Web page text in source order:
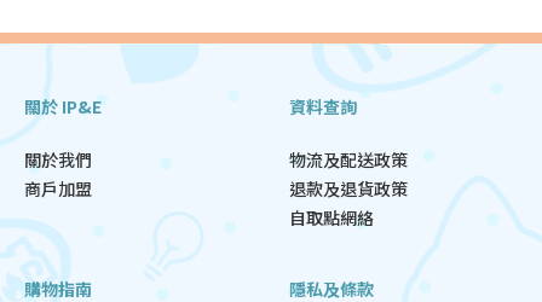
關於 IP&E
關於我們
商戶加盟
資料查詢
物流及配送政策
退款及退貨政策
自取點網絡
購物指南 隱私及條款